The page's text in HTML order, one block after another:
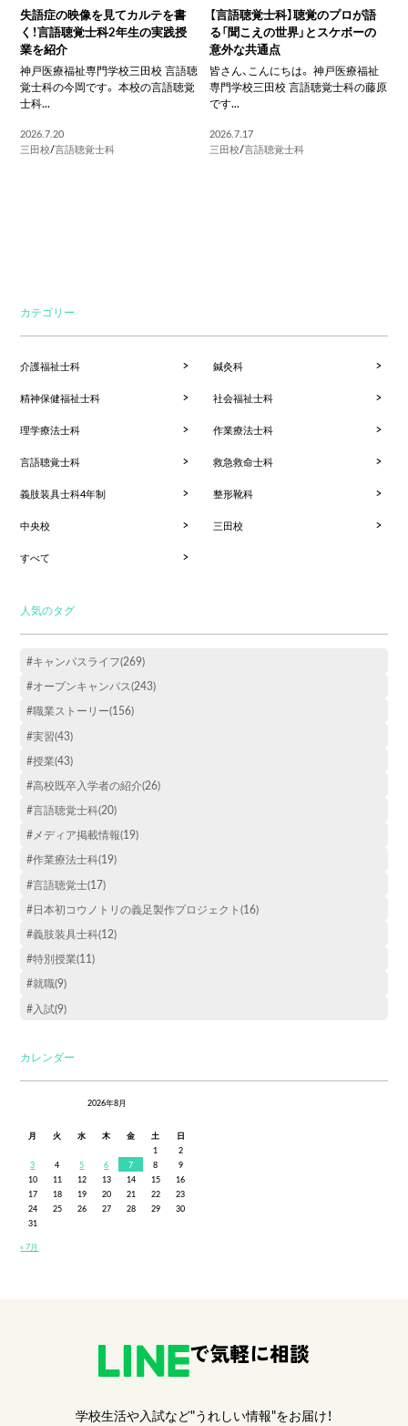
失語症の映像を見てカルテを書
く！言語聴覚士科2年生の実践授
業を紹介
神戸医療福祉専門学校三田校 言語聴
覚士科の今岡です。 本校の言語聴覚
士科...
2026.7.20
三田校/言語聴覚士科
【言語聴覚士科】聴覚のプロが語
る「聞こえの世界」とスケボーの
意外な共通点
皆さん、こんにちは。 神戸医療福祉
専門学校三田校 言語聴覚士科の藤原
です...
2026.7.17
三田校/言語聴覚士科
カテゴリー
介護福祉士科 鍼灸科
精神保健福祉士科 社会福祉士科
理学療法士科 作業療法士科
言語聴覚士科 救急救命士科
義肢装具士科4年制 整形靴科
中央校 三田校
すべて
人気のタグ
#キャンパスライフ(269)
#オープンキャンパス(243)
#職業ストーリー(156)
#実習(43)
#授業(43)
#高校既卒入学者の紹介(26)
#言語聴覚士科(20)
#メディア掲載情報(19)
#作業療法士科(19)
#言語聴覚士(17)
#日本初コウノトリの義足製作プロジェクト(16)
#義肢装具士科(12)
#特別授業(11)
#就職(9)
#入試(9)
カレンダー
2026年8月
月 火 水 木 金 土
日
1
2
3
4 5 6 7 8
9
10
11 12 13 14 15
16
17
18 19 20 21 22
23
24
25 26 27 28 29
30
31
« 7月
で気軽に相談
学校生活や入試など"うれしい情報"をお届け！